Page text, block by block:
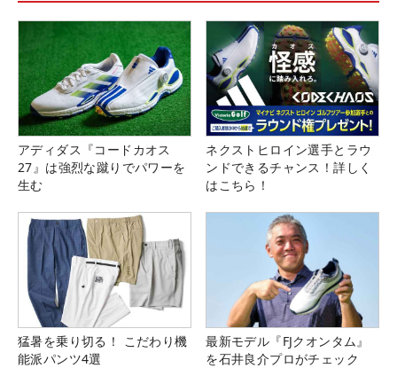
アディダス『コードカオス
27』は強烈な蹴りでパワーを
生む
ネクストヒロイン選手とラウ
ンドできるチャンス！詳しく
はこちら！
猛暑を乗り切る！ こだわり機
能派パンツ4選
最新モデル『FJクオンタム』
を石井良介プロがチェック